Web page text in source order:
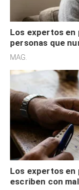
Los expertos en
personas que
redes sociales
MAG.
Los expertos en
escriben con